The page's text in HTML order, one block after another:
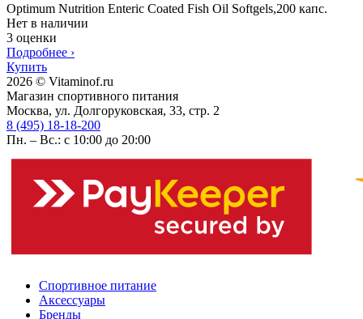
Optimum Nutrition Enteric Coated Fish Oil Softgels,200 капс.
Нет в наличии
3 оценки
Подробнее ›
Купить
2026 © Vitaminof.ru
Магазин спортивного питания
Москва, ул. Долгоруковская, 33, стр. 2
8 (495) 18-18-200
Пн. – Вс.: с 10:00 до 20:00
Спортивное питание
Аксессуары
Бренды